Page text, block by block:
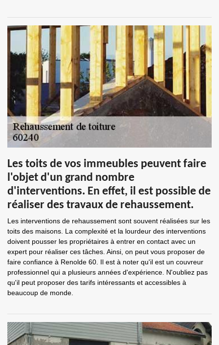
Les toits de vos immeubles peuvent faire
l'objet d'un grand nombre
d'interventions. En effet, il est possible de
réaliser des travaux de rehaussement.
Les interventions de rehaussement sont souvent réalisées sur les
toits des maisons. La complexité et la lourdeur des interventions
doivent pousser les propriétaires à entrer en contact avec un
expert pour réaliser ces tâches. Ainsi, on peut vous proposer de
faire confiance à Renolde 60. Il est à noter qu'il est un couvreur
professionnel qui a plusieurs années d'expérience. N'oubliez pas
qu'il peut proposer des tarifs intéressants et accessibles à
beaucoup de monde.